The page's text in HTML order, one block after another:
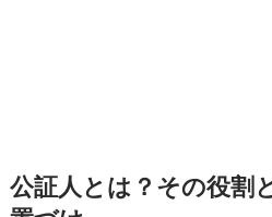
公証人とは？その役割